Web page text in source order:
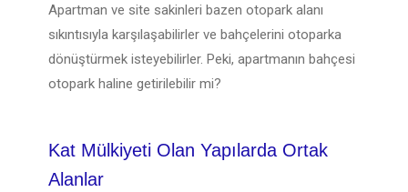
Apartman ve site sakinleri bazen otopark alanı
sıkıntısıyla karşılaşabilirler ve bahçelerini otoparka
dönüştürmek isteyebilirler. Peki, apartmanın bahçesi
otopark haline getirilebilir mi?
Kat Mülkiyeti Olan Yapılarda Ortak
Alanlar